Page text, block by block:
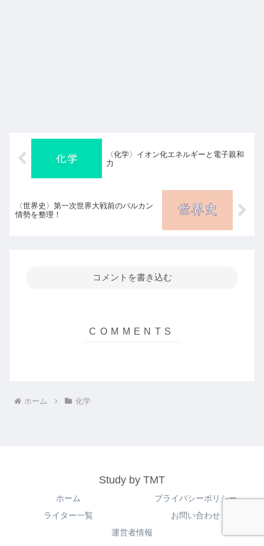
〈化学〉イオン化エネルギーと電子親和
力
〈世界史〉第一次世界大戦前のバルカン
情勢を整理！
コメントを書き込む
ホーム 化学
Study by TMT
ホーム
プライバシーポリシー
ライター一覧
お問い合わせ
運営者情報